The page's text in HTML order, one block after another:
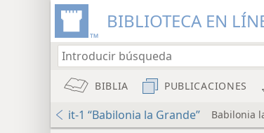
BIBLIOTECA EN
BIBLIA PUBLICACIONES
it-1 “Babilonia la Grande” Babilonia